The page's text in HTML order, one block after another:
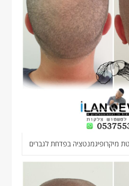
מיקרופיגמנטציה בפדחת לגברים